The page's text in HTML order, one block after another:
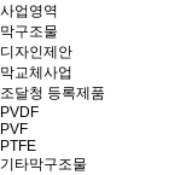
사업영역
막구조물
디자인제안
막교체사업
조달청 등록제품
PVDF
PVF
PTFE
기타막구조물